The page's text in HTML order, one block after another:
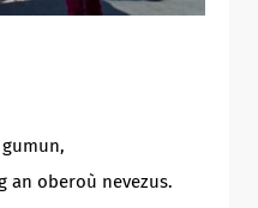
an oberoù nevezus.